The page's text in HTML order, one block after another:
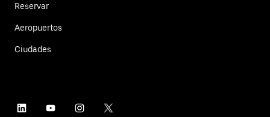
Reservar
Aeropuertos
Ciudades